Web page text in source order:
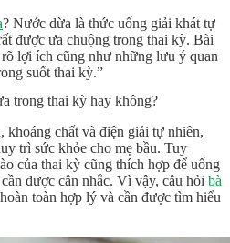
? Nước dừa là thức uống giải khát tự
được ưa chuộng trong thai kỳ. Bài
lợi ích cũng như những lưu ý quan
suốt thai kỳ.”
trong thai kỳ hay không?
chất và điện giải tự nhiên,
trì sức khỏe cho mẹ bầu. Tuy
của thai kỳ cũng thích hợp để uống
được cân nhắc. Vì vậy, câu hỏi bà
toàn hợp lý và cần được tìm hiểu